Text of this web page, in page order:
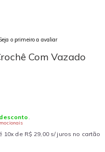
o primeiro a avaliar
Com Vazado
.
10x de R$ 29,00 s/ juros no cartão